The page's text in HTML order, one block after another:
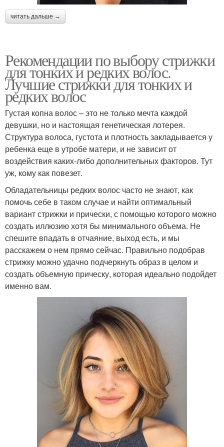
читать дальше →
Рекомендации по выбору стрижки
для тонких и редких волос.
Лучшие стрижки для тонких и
редких волос
Густая копна волос – это не только мечта каждой
девушки, но и настоящая генетическая лотерея.
Структура волоса, густота и плотность закладывается у
ребенка еще в утробе матери, и не зависит от
воздействия каких-либо дополнительных факторов. Тут
уж, кому как повезет.
Обладательницы редких волос часто не знают, как
помочь себе в таком случае и найти оптимальный
вариант стрижки и прически, с помощью которого можно
создать иллюзию хотя бы минимального объема. Не
спешите впадать в отчаяние, выход есть, и мы
расскажем о нем прямо сейчас. Правильно подобрав
стрижку можно удачно подчеркнуть образ в целом и
создать объемную прическу, которая идеально подойдет
именно вам.